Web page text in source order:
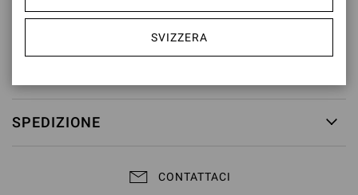
ID articolo:U25350.20CUO.SUEDENI
SPEDIZIONE
CONTATTACI
SVIZZERA